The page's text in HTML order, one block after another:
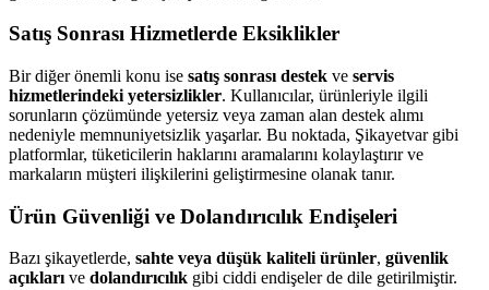
Satış Sonrası Hizmetlerde Eksiklikler
Bir diğer önemli konu ise satış sonrası destek ve servis
hizmetlerindeki yetersizlikler. Kullanıcılar, ürünleriyle ilgili
sorunların çözümünde yetersiz veya zaman alan destek alımı
nedeniyle memnuniyetsizlik yaşarlar. Bu noktada, Şikayetvar gibi
platformlar, tüketicilerin haklarını aramalarını kolaylaştırır ve
markaların müşteri ilişkilerini geliştirmesine olanak tanır.
Ürün Güvenliği ve Dolandırıcılık Endişeleri
Bazı şikayetlerde, sahte veya düşük kaliteli ürünler, güvenlik
açıklarıve dolandırıcılık gibi ciddi endişeler de dile getirilmiştir.